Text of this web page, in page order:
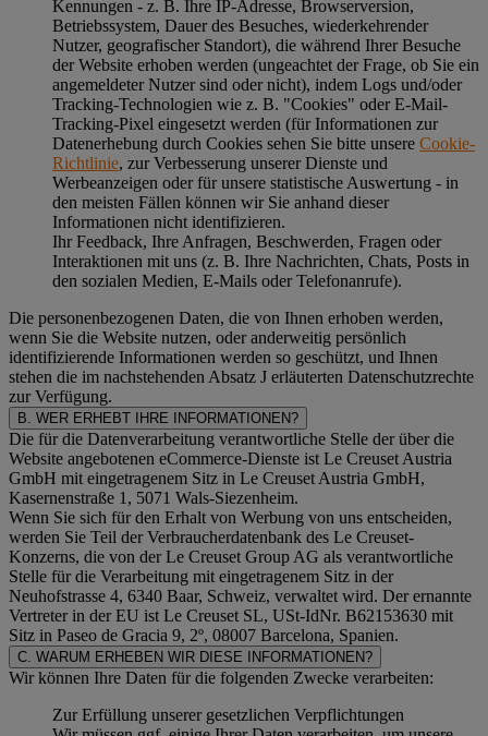
Kennungen - z. B. Ihre IP-Adresse, Browserversion,
Betriebssystem, Dauer des Besuches, wiederkehrender
Nutzer, geografischer Standort), die während Ihrer Besuche
der Website erhoben werden (ungeachtet der Frage, ob Sie ein
angemeldeter Nutzer sind oder nicht), indem Logs und/oder
Tracking-Technologien wie z. B. "Cookies" oder E-Mail-
Tracking-Pixel eingesetzt werden (für Informationen zur
Datenerhebung durch Cookies sehen Sie bitte unsere Cookie-
Richtlinie, zur Verbesserung unserer Dienste und
Werbeanzeigen oder für unsere statistische Auswertung - in
den meisten Fällen können wir Sie anhand dieser
Informationen nicht identifizieren.
Ihr Feedback, Ihre Anfragen, Beschwerden, Fragen oder
Interaktionen mit uns (z. B. Ihre Nachrichten, Chats, Posts in
den sozialen Medien, E-Mails oder Telefonanrufe).
Die personenbezogenen Daten, die von Ihnen erhoben werden,
wenn Sie die Website nutzen, oder anderweitig persönlich
identifizierende Informationen werden so geschützt, und Ihnen
stehen die im nachstehenden Absatz J erläuterten Datenschutzrechte
zur Verfügung.
B. WER ERHEBT IHRE INFORMATIONEN?
Die für die Datenverarbeitung verantwortliche Stelle der über die
Website angebotenen eCommerce-Dienste ist Le Creuset Austria
GmbH mit eingetragenem Sitz in Le Creuset Austria GmbH,
Kasernenstraße 1, 5071 Wals-Siezenheim.
Wenn Sie sich für den Erhalt von Werbung von uns entscheiden,
werden Sie Teil der Verbraucherdatenbank des Le Creuset-
Konzerns, die von der Le Creuset Group AG als verantwortliche
Stelle für die Verarbeitung mit eingetragenem Sitz in der
Neuhofstrasse 4, 6340 Baar, Schweiz, verwaltet wird. Der ernannte
Vertreter in der EU ist Le Creuset SL, USt-IdNr. B62153630 mit
Sitz in Paseo de Gracia 9, 2º, 08007 Barcelona, Spanien.
C. WARUM ERHEBEN WIR DIESE INFORMATIONEN?
Wir können Ihre Daten für die folgenden Zwecke verarbeiten:
Zur Erfüllung unserer gesetzlichen Verpflichtungen